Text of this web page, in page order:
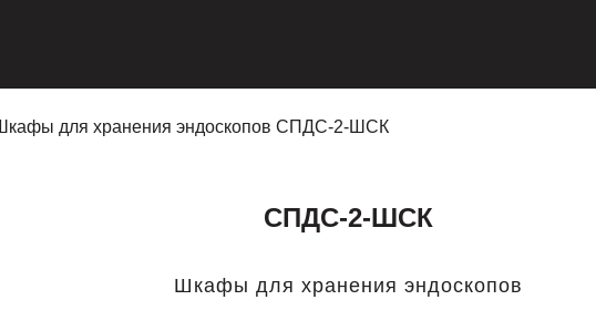
для хранения эндоскопов СПДС-2-ШСК
СПДС-2-ШСК
Шкафы для хранения эндоскопов